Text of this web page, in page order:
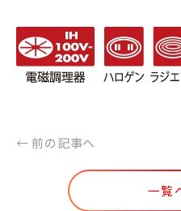
← 前の記事へ
一覧